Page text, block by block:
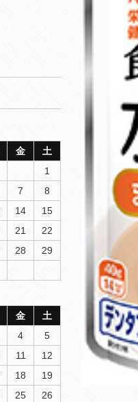
金
土
1
7
8
14
15
21
22
28
29
金
土
4
5
11
12
18
19
25
26